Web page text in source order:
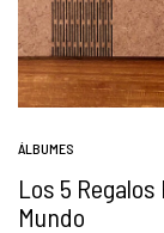
ÁLBUMES
Los 5
Mundo